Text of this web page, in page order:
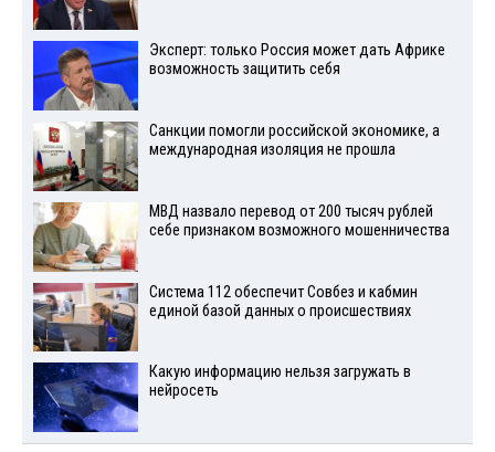
Эксперт: только Россия может дать Африке
возможность защитить себя
Санкции помогли российской экономике, а
международная изоляция не прошла
МВД назвало перевод от 200 тысяч рублей
себе признаком возможного мошенничества
Система 112 обеспечит Совбез и кабмин
единой базой данных о происшествиях
Какую информацию нельзя загружать в
нейросеть